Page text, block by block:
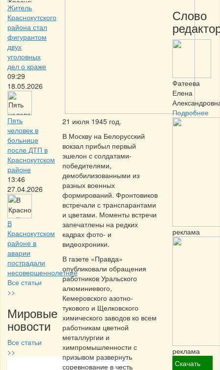
Житель
Краснокутского
района стал
фигурантом
двух
уголовных
дел о краже
09:29
18.05.2026
Пять
человек в
больнице
после ДТП в
Краснокутском
районе
13:46
27.04.2026
В
Краснокутском
районе в
аварии
пострадали
несовершеннолетние
Все статьи
>>
Мировые
новости
Все статьи
>>
21 июля 1945 год.
В Москву на Белорусский
вокзал прибыл первый
эшелон с солдатами-
победителями,
демобилизованными из
разных военных
формирований. Фронтовиков
встречали с транспарантами
и цветами. Моменты встречи
запечатлены на редких
кадрах фото- и
видеохроники.
В газете «Правда»
опубликовали обращения
работников Уральского
алюминиевого,
Кемеровского азотно-
тукового и Щелковского
химического заводов ко всем
работникам цветной
металлургии и
химпромышленности с
призывом развернуть
соревнование в честь
Слово
Фатеева
Елена
Подробнее
реклама
реклама
Скачать